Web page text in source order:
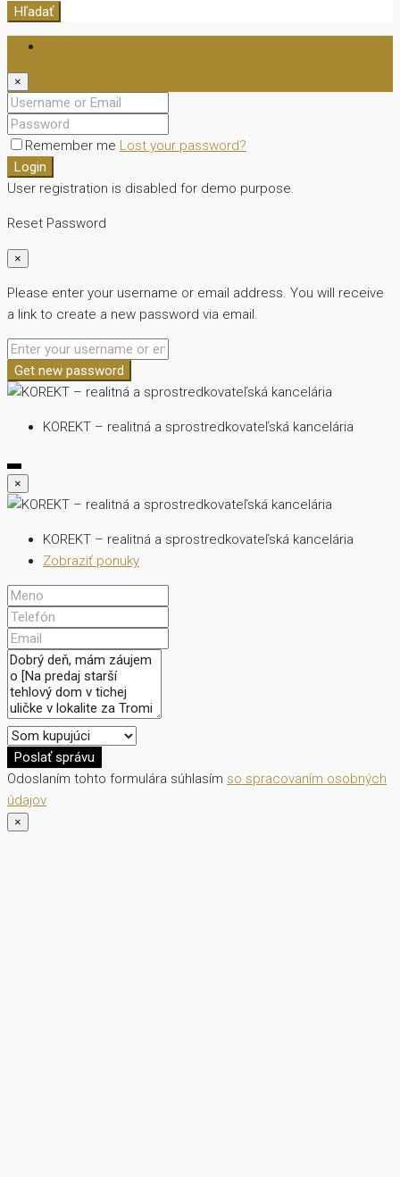
Hľadať
×
Remember me Lost your password?
Login
User registration is disabled for demo purpose.
Reset Password
×
Please enter your username or email address. You will receive
a link to create a new password via email.
Get new password
KOREKT – realitná a sprostredkovateľská kancelária
×
KOREKT – realitná a sprostredkovateľská kancelária
Zobraziť ponuky
Poslať správu
Odoslaním tohto formulára súhlasím so spracovaním osobných
údajov
×